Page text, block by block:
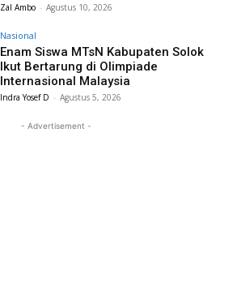
Zal Ambo - Agustus 10, 2026
Nasional
Enam Siswa MTsN Kabupaten Solok
Ikut Bertarung di Olimpiade
Internasional Malaysia
Indra Yosef D - Agustus 5, 2026
- Advertisement -